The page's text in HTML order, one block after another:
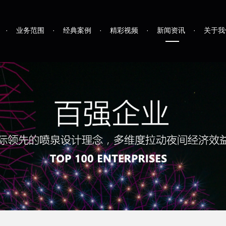
· 业务范围 · 经典案例 · 精彩视频 · 新闻资讯 · 关于